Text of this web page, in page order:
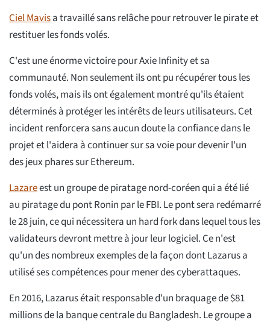
Ciel Mavisa travaillé sans relâche pour retrouver le pirate et
restituer les fonds volés.
C'est une énorme victoire pour Axie Infinity et sa
communauté. Non seulement ils ont pu récupérer tous les
fonds volés, mais ils ont également montré qu'ils étaient
déterminés à protéger les intérêts de leurs utilisateurs. Cet
incident renforcera sans aucun doute la confiance dans le
projet et l'aidera à continuer sur sa voie pour devenir l'un
des jeux phares sur Ethereum.
Lazareest un groupe de piratage nord-coréen qui a été lié
au piratage du pont Ronin par le FBI. Le pont sera redémarré
le 28 juin, ce qui nécessitera un hard fork dans lequel tous les
validateurs devront mettre à jour leur logiciel. Ce n'est
qu'un des nombreux exemples de la façon dont Lazarus a
utilisé ses compétences pour mener des cyberattaques.
En 2016, Lazarus était responsable d'un braquage de $81
millions de la banque centrale du Bangladesh. Le groupe a